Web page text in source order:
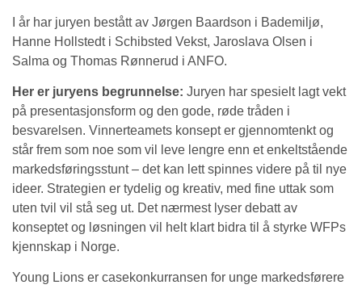
I år har juryen bestått av Jørgen Baardson i Bademiljø,
Hanne Hollstedt i Schibsted Vekst, Jaroslava Olsen i
Salma og Thomas Rønnerud i ANFO.
Her er juryens begrunnelse: Juryen har spesielt lagt vekt
på presentasjonsform og den gode, røde tråden i
besvarelsen. Vinnerteamets konsept er gjennomtenkt og
står frem som noe som vil leve lengre enn et enkeltstående
markedsføringsstunt – det kan lett spinnes videre på til nye
ideer. Strategien er tydelig og kreativ, med fine uttak som
uten tvil vil stå seg ut. Det nærmest lyser debatt av
konseptet og løsningen vil helt klart bidra til å styrke WFPs
kjennskap i Norge.
Young Lions er casekonkurransen for unge markedsførere